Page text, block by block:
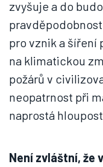
zvyšuje a do
pro vznik a šíření
na klimatickou
požárů v
neopatrnost při
naprostá
Není zvláštní, že